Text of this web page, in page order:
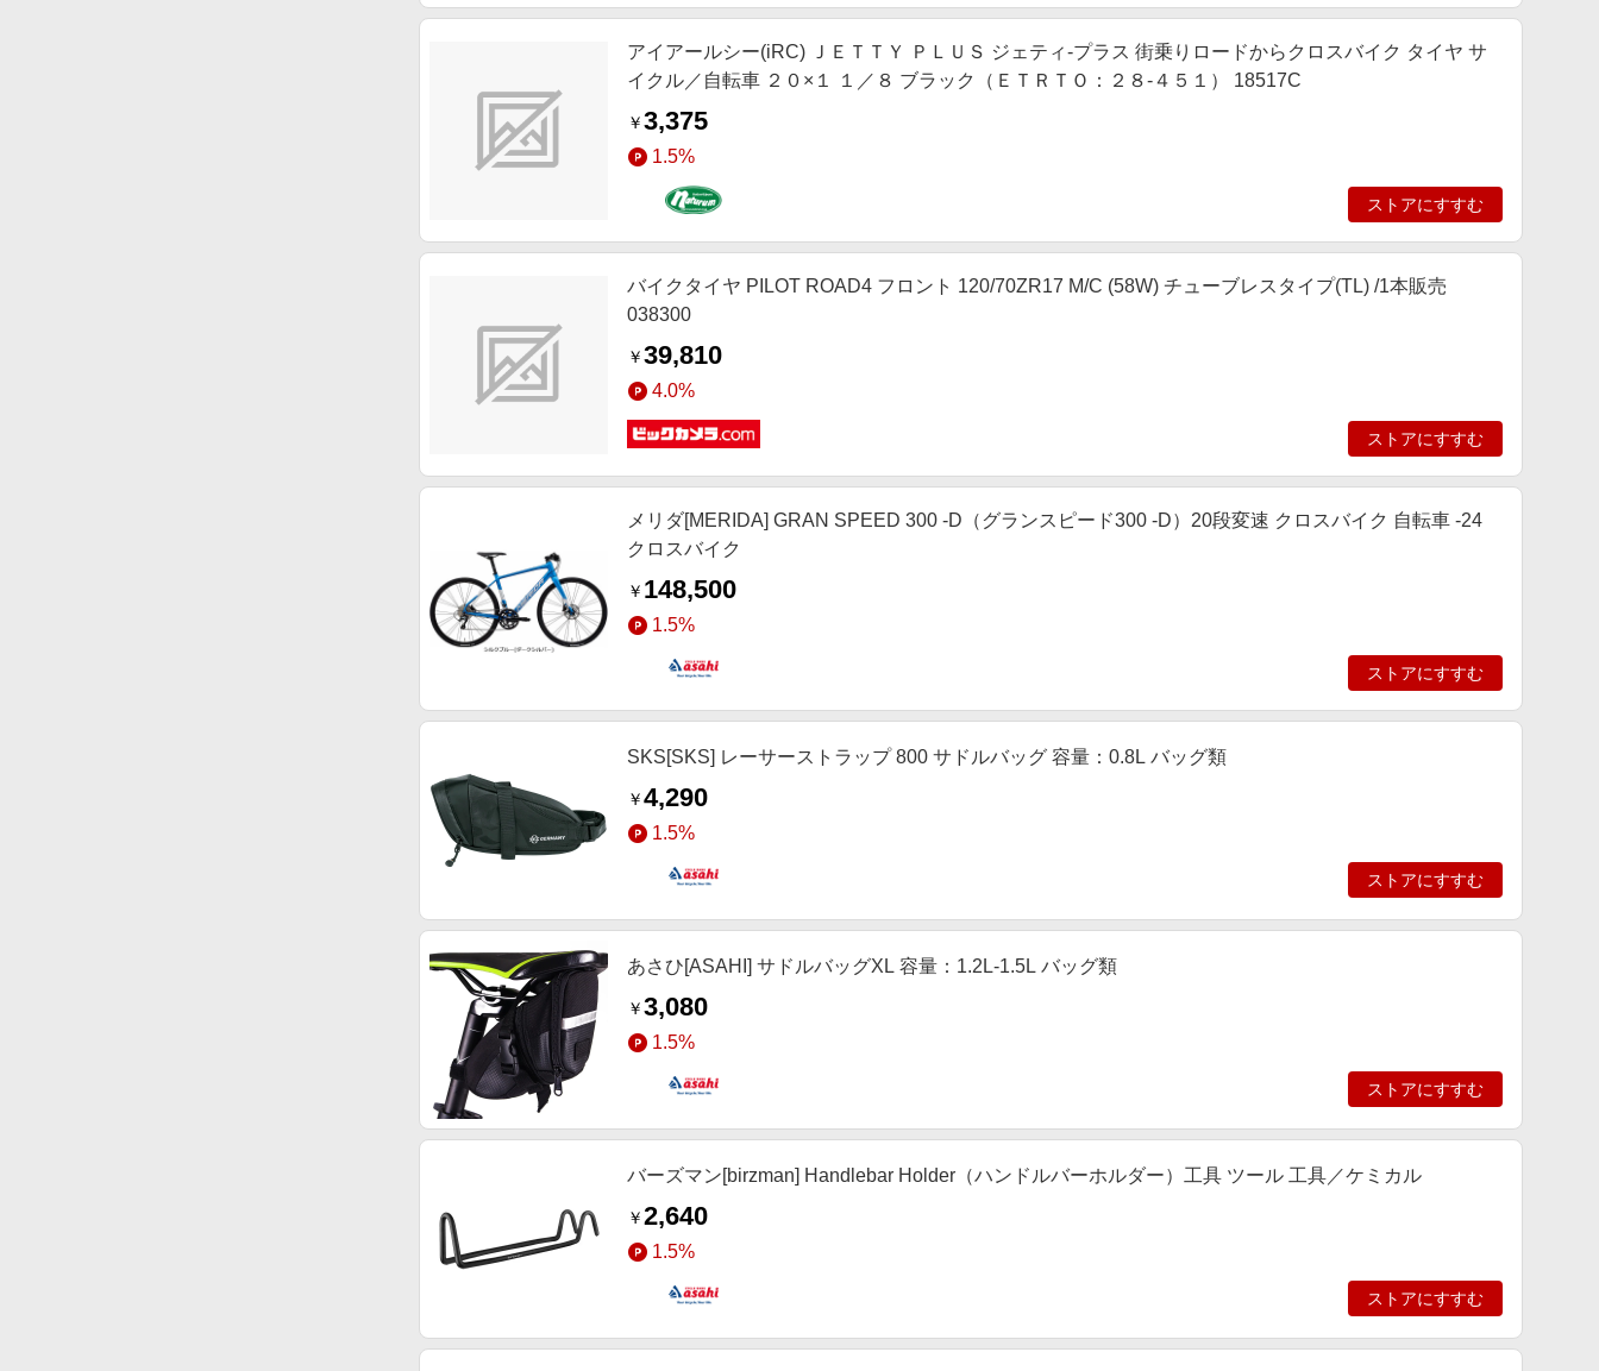
アイアールシー(iRC) ＪＥＴＴＹ ＰＬＵＳ ジェティ-プラス 街乗りロードからクロスバイク タイヤ サ
イクル／自転車 ２０×１ １／８ ブラック（ＥＴＲＴＯ：２８-４５１） 18517C
￥3,375
1.5%
ストアにすすむ
バイクタイヤ PILOT ROAD4 フロント 120/70ZR17 M/C (58W) チューブレスタイプ(TL) /1本販売
038300
￥39,810
4.0%
ストアにすすむ
メリダ[MERIDA] GRAN SPEED 300 -D（グランスピード300 -D）20段変速 クロスバイク 自転車 -24
クロスバイク
￥ 148,500
1.5%
ストアにすすむ
SKS[SKS] レーサーストラップ 800 サドルバッグ 容量：0.8L バッグ類
￥4,290
1.5%
ストアにすすむ
あさひ[ASAHI] サドルバッグXL 容量：1.2L-1.5L バッグ類
￥3,080
1.5%
ストアにすすむ
バーズマン[birzman] Handlebar Holder（ハンドルバーホルダー）工具 ツール 工具／ケミカル
￥2,640
1.5%
ストアにすすむ